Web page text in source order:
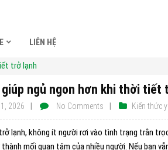
LIÊN HỆ
trở lạnh
ngủ ngon hơn khi thời tiết
2026 Kiến thức
No Comments
lạnh, không ít người rơi vào tình trạng trằn
mối quan tâm của nhiều người. Nếu bạn